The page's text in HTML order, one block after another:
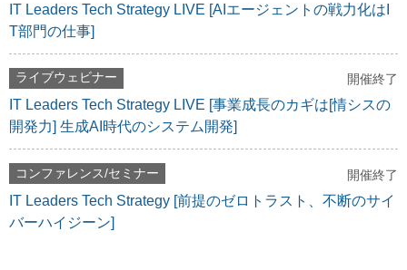
IT Leaders Tech Strategy LIVE [AIエージェントの戦力化はI
T部門の仕事]
ライブウェビナー 開催終了
IT Leaders Tech Strategy LIVE [事業成長のカギは[情シスの
開発力] 生成AI時代のシステム開発]
コンファレンス/セミナー 開催終了
IT Leaders Tech Strategy [前提のゼロトラスト、不断のサイ
バーハイジーン]